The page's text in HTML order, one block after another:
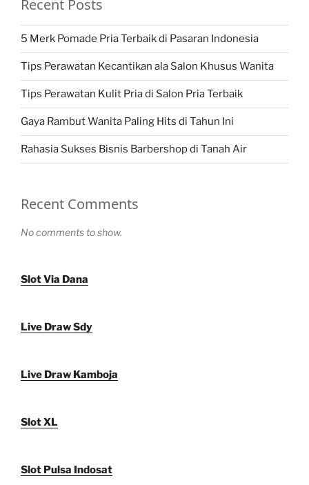
Recent Posts
5 Merk Pomade Pria Terbaik di Pasaran Indonesia
Tips Perawatan Kecantikan ala Salon Khusus Wanita
Tips Perawatan Kulit Pria di Salon Pria Terbaik
Gaya Rambut Wanita Paling Hits di Tahun Ini
Rahasia Sukses Bisnis Barbershop di Tanah Air
Recent Comments
No comments to show.
Slot Via Dana
Live Draw Sdy
Live Draw Kamboja
Slot XL
Slot Pulsa Indosat